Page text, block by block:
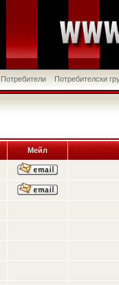
Потребители Потребителски
Мейл